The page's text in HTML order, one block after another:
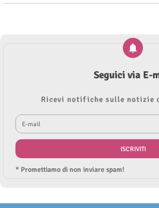
Seguici via E-
Ricevi notifiche sulle notizie
* Promettiamo di non inviare spam!